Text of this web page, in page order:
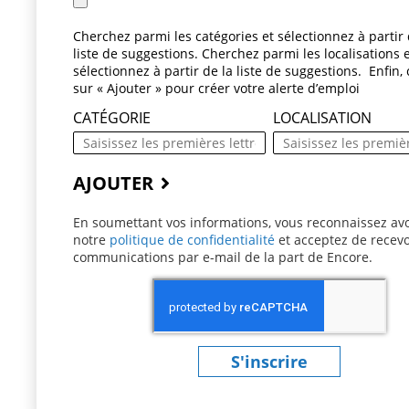
Cherchez parmi les catégories et sélectionnez à partir
liste de suggestions. Cherchez parmi les localisations
sélectionnez à partir de la liste de suggestions. Enfin,
sur « Ajouter » pour créer votre alerte d’emploi
CATÉGORIE LOCALISATION
AJOUTER
En soumettant vos informations, vous reconnaissez
notre politique de confidentialité (ce contenu s’ouvre
et acceptez de
communications par e-mail de la part de Encore.
S'inscrire